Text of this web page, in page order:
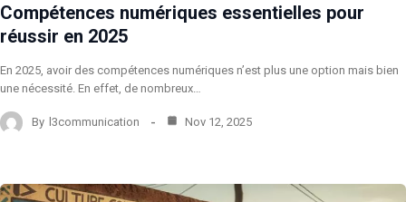
Compétences numériques essentielles pour
réussir en 2025
En 2025, avoir des compétences numériques n’est plus une option mais bien
une nécessité. En effet, de nombreux…
By l3communication Nov 12, 2025